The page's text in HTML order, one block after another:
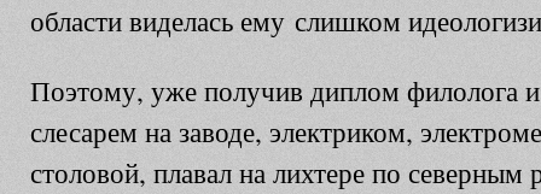
области виделась ему слишком
Поэтому, уже получив диплом филолога
слесарем на заводе, электриком,
столовой, плавал на лихтере по северным